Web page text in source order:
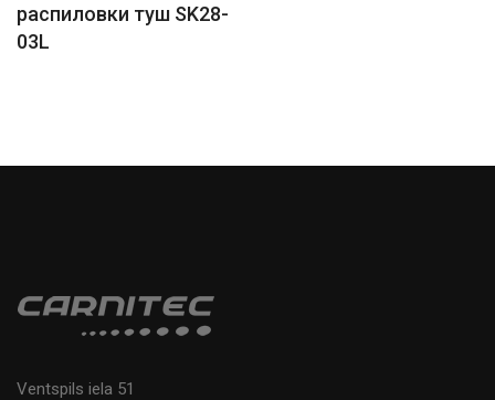
распиловки туш SK28-
03L
Ventspils iela 51